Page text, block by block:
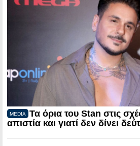
MEDIA
Τα όρια του Stan στις
απιστία και γιατί δεν δίνει